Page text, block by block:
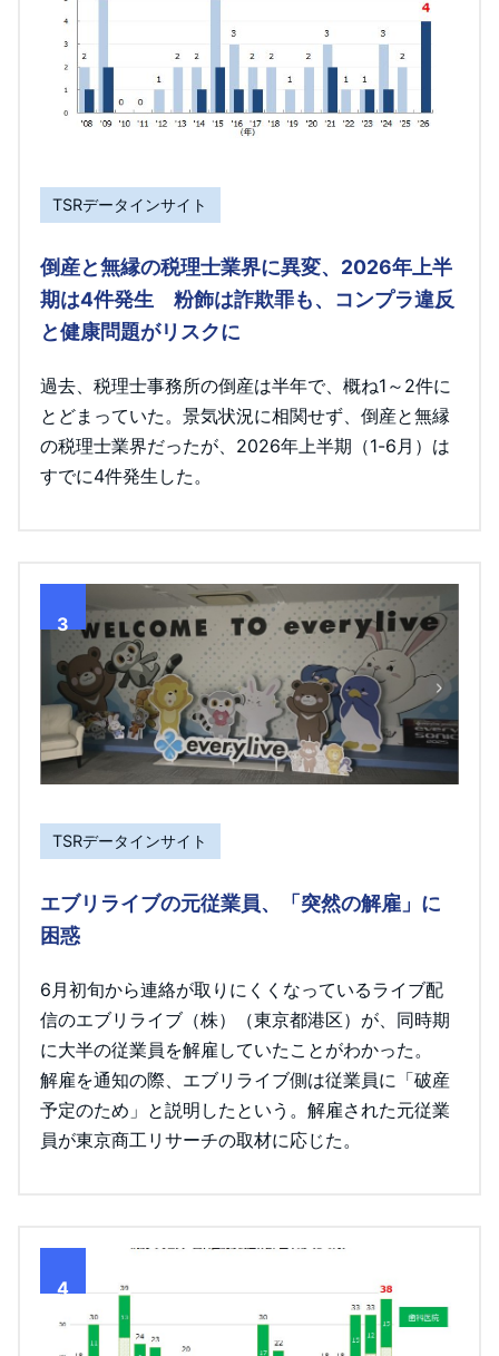
TSRデータインサイト
倒産と無縁の税理士業界に異変、2026年上半
期は4件発生 粉飾は詐欺罪も、コンプラ違反
と健康問題がリスクに
過去、税理士事務所の倒産は半年で、概ね1～2件に
とどまっていた。景気状況に相関せず、倒産と無縁
の税理士業界だったが、2026年上半期（1-6月）は
すでに4件発生した。
3
TSRデータインサイト
エブリライブの元従業員、「突然の解雇」に
困惑
6月初旬から連絡が取りにくくなっているライブ配
信のエブリライブ（株）（東京都港区）が、同時期
に大半の従業員を解雇していたことがわかった。
解雇を通知の際、エブリライブ側は従業員に「破産
予定のため」と説明したという。解雇された元従業
員が東京商工リサーチの取材に応じた。
4